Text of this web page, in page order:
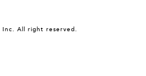
Inc. All right reserved.